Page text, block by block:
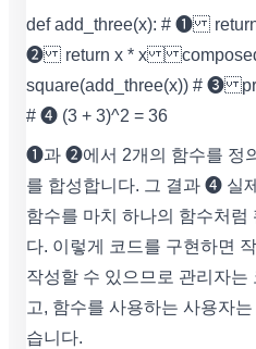
def add_three(x): # ➊
➋ return x * x
square(add_three(x)) # ➌
# ➍ (3 + 3)^2 = 36
➊과 ➋에서 2개의 함수를 정
를 합성합니다. 그 결과 ➍ 실
함수를 마치 하나의 함수처럼
다. 이렇게 코드를 구현하면
작성할 수 있으므로 관리자는
고, 함수를 사용하는 사용자
습니다.